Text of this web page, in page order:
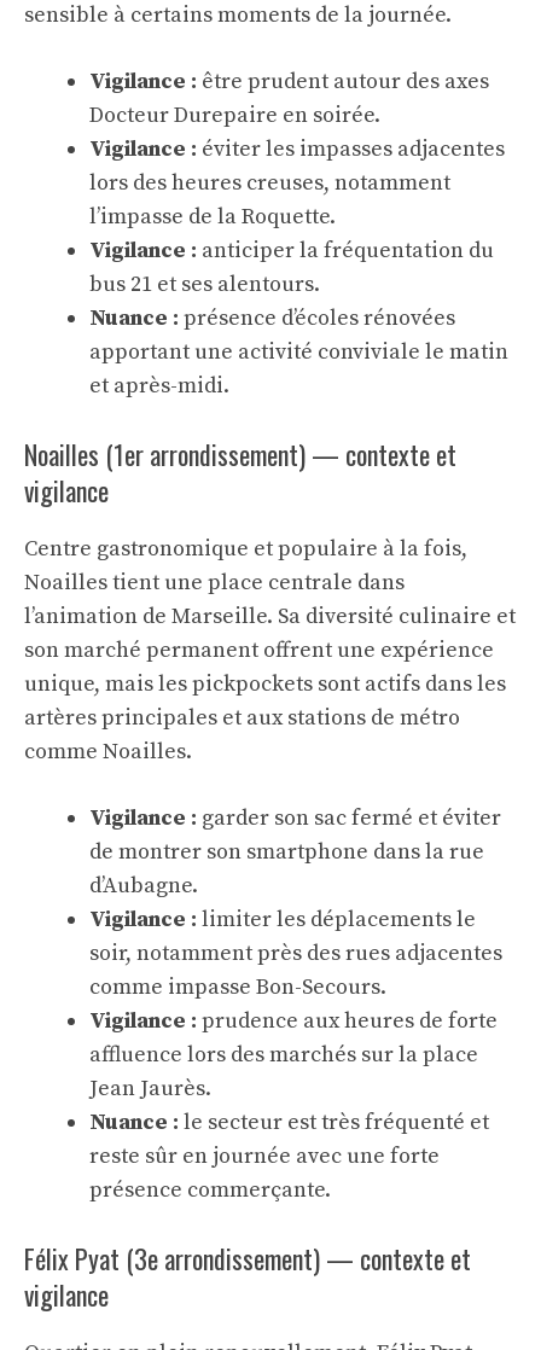
sensible à certains moments de la journée.
Vigilance : être prudent autour des axes
Docteur Durepaire en soirée.
Vigilance : éviter les impasses adjacentes
lors des heures creuses, notamment
l’impasse de la Roquette.
Vigilance : anticiper la fréquentation du
bus 21 et ses alentours.
Nuance : présence d’écoles rénovées
apportant une activité conviviale le matin
et après-midi.
Noailles (1er arrondissement) — contexte et
vigilance
Centre gastronomique et populaire à la fois,
Noailles tient une place centrale dans
l’animation de Marseille. Sa diversité culinaire et
son marché permanent offrent une expérience
unique, mais les pickpockets sont actifs dans les
artères principales et aux stations de métro
comme Noailles.
Vigilance : garder son sac fermé et éviter
de montrer son smartphone dans la rue
d’Aubagne.
Vigilance : limiter les déplacements le
soir, notamment près des rues adjacentes
comme impasse Bon-Secours.
Vigilance : prudence aux heures de forte
affluence lors des marchés sur la place
Jean Jaurès.
Nuance : le secteur est très fréquenté et
reste sûr en journée avec une forte
présence commerçante.
Félix Pyat (3e arrondissement) — contexte et
vigilance